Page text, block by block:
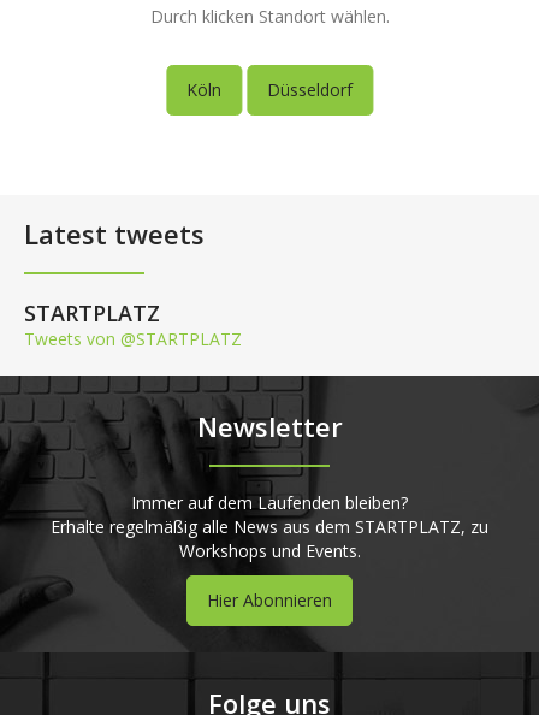
Durch klicken Standort wählen.
Köln Düsseldorf
Latest tweets
STARTPLATZ
Tweets von @STARTPLATZ
Newsletter
Immer auf dem Laufenden bleiben?
Erhalte regelmäßig alle News aus dem STARTPLATZ, zu
Workshops und Events.
Hier Abonnieren
Folge uns